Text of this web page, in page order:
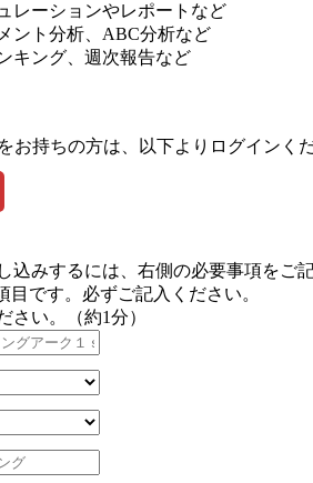
レーションやレポートなど​
ント分析、ABC分析など​
キング、週次報告など​
持ちの方は、以下よりログインくだ
込みするには、右側の必要事項を
目です。必ずご記入ください。
さい。（約1分）